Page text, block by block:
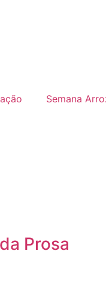
Semana
Prosa